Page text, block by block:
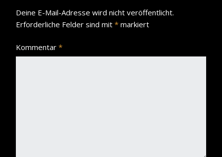
Deine E-Mail-Adresse wird nicht veröffentlicht.
Erforderliche Felder sind mit * markiert
Kommentar *